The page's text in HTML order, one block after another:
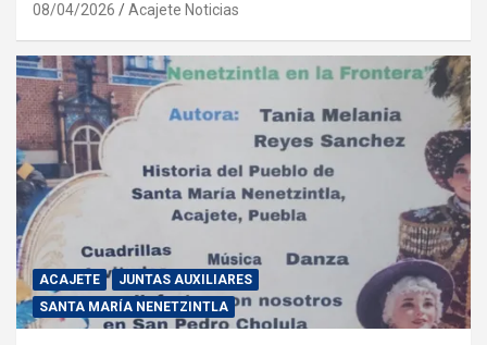
08/04/2026 Acajete Noticias
ACAJETE
JUNTAS AUXILIARES
SANTA MARÍA NENETZINTLA